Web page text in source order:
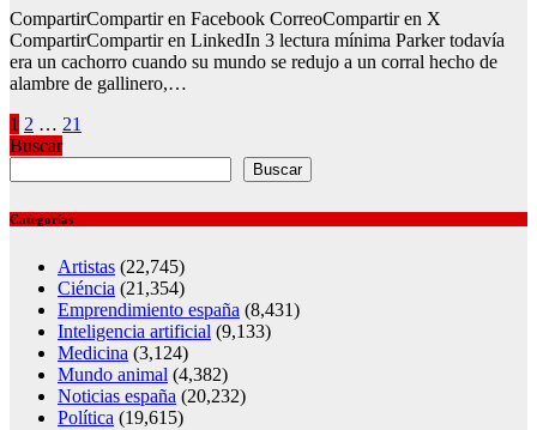
CompartirCompartir en Facebook CorreoCompartir en X
CompartirCompartir en LinkedIn 3 lectura mínima Parker todavía
era un cachorro cuando su mundo se redujo a un corral hecho de
alambre de gallinero,…
Posts
pagination
1 2 … 21
Buscar
Buscar
Categorías
Artistas (22,745)
Ciéncia (21,354)
Emprendimiento españa (8,431)
Inteligencia artificial (9,133)
Medicina (3,124)
Mundo animal (4,382)
Noticias españa (20,232)
Política (19,615)